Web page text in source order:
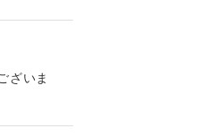
ざいま